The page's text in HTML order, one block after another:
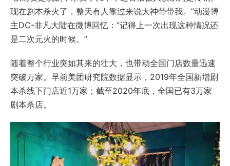
现在剧本杀火了，整天有人靠过来说大神带带我。”动漫博
主DC-非凡大陆在微博回忆：“记得上一次出现这种情况还
是二次元火的时候。”
随着整个行业突如其来的壮大，也带动全国门店数量迅速
突破万家。早前美团研究院数据显示，2019年全国新增剧
本杀线下门店近1万家；截至2020年底，全国已有3万家
剧本杀店。